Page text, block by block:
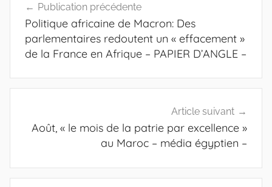
de
l’article
Publication précédente
Politique africaine de Macron: Des
parlementaires redoutent un « effacement »
de la France en Afrique – PAPIER D’ANGLE –
Article suivant
Août, « le mois de la patrie par excellence »
au Maroc – média égyptien –